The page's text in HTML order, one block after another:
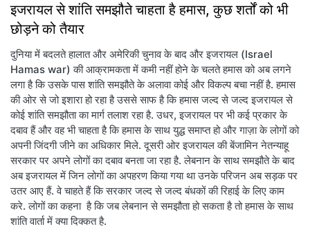
इजरायल से शांति समझौते चाहता है हमास, कुछ शर्तों को भी
छोड़ने को तैयार
दुनिया में बदलते हालात और अमेरिकी चुनाव के बाद और इजरायल (Israel
Hamas war) की आक्रामकता में कमी नहीं होने के चलते हमास को अब लगने
लगा है कि उसके पास शांति समझौते के अलावा कोई और विकल्प बचा नहीं है. हमास
की ओर से जो इशारा हो रहा है उससे साफ है कि हमास जल्द से जल्द इजरायल से
कोई शांति समझौता का मार्ग तलाश रहा है. उधर, इजरायल पर भी कई प्रकार के
दबाव हैं और वह भी चाहता है कि हमास के साथ युद्ध समाप्त हो और गाज़ा के लोगों को
अपनी जिंदगी जीने का अधिकार मिले. दूसरी ओर इजरायल की बेंजामिन नेतन्याहू
सरकार पर अपने लोगों का दबाव बनता जा रहा है. लेबनान के साथ समझौते के बाद
अब इजरायल में जिन लोगों का अपहरण किया गया था उनके परिजन अब सड़क पर
उतर आए हैं. वे चाहते हैं कि सरकार जल्द से जल्द बंधकों की रिहाई के लिए काम
करे. लोगों का कहना है कि जब लेबनान से समझौता हो सकता है तो हमास के साथ
शांति वार्ता में क्या दिक्कत है.